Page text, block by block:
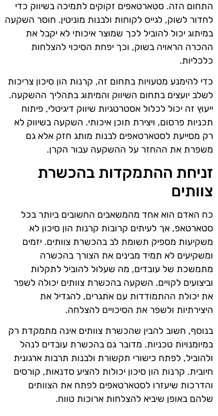
התחום הזה. סטארטאפים זקוקים לתמיכה בשיווק כדי
לחדור לשוק, לגייס לקוחות ולבנות מוניטין. חוסר השקעה
במיתוג יכול להוביל לכך שמוצר איכותי לא יקבל את
ההכרה הראויה בשוק, וכך יפחת הסיכוי להצלחות
כלכליות.
כדי להימנע מטעויות בתחום זה, קרנות הון סיכון צריכות
לשלב יועצים בתחום השיווק והמיתוג בתהליך ההשקעה.
ייעוץ זה יכול לכלול אסטרטגיות שיווק דיגיטלי, פיתוח
תכניות פרסום, ויצירת תוכן איכותי. השקעה בשיווק לא
רק מסייעת לסטארטאפים לבנות מותג חזק אלא גם
משפרת את ההחזר על ההשקעה עבור הקרן.
זניחת ההתמקדות בהכשרת
צוותים
כח האדם הוא אחד מהמשאבים החשובים ביותר בכל
סטארטאפ, אך לעיתים קרובות קרנות הון סיכון לא
משקיעות מספיק תשומת לב בהכשרת צוותים. יזמים
ומשקיעים לא תמיד מבינים את הצורך בהכשרה
מתמשכת של עובדים, מה שעלול להוביל לתקלות
וביצועים לקויים. השקעה בהכשרת צוותים יכולה לשפר
את יכולת ההתמודדות עם אתגרים, להגדיל את
היצירתיות ולשפר את הסיכויים להצלחה.
בנוסף, חשוב להבין שהכשרת צוותים אינה מתמקדת רק
במיומנויות טכניות. מדובר גם בהכשרת עובדים לנהל
ולהוביל, לפתח כישורי תקשורת ולבנות תרבות ארגונית
חיובית. קרנות הון סיכון יכולות להציע סדנאות, קורסים
והדרכות שיעזרו לסטארטאפים לפתח את הצוותים
שלהם באופן שיביא להצלחות ארוכות טווח.